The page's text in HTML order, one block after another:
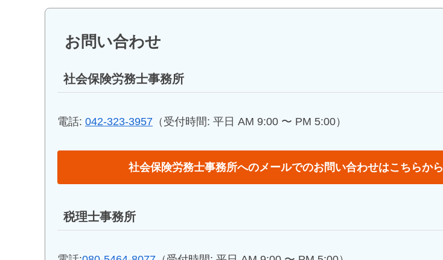
お問い合わせ
社会保険労務士事務所
電話: 042-323-3957 （受付時間: 平日 AM 9:00 〜 PM 5:00）
社会保険労務士事務所へのメールでのお問い合わせはこちらから
税理士事務所